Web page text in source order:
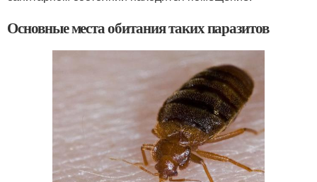
Основные места обитания таких паразитов